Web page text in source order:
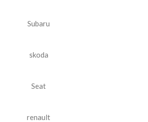
Subaru
skoda
Seat
renault